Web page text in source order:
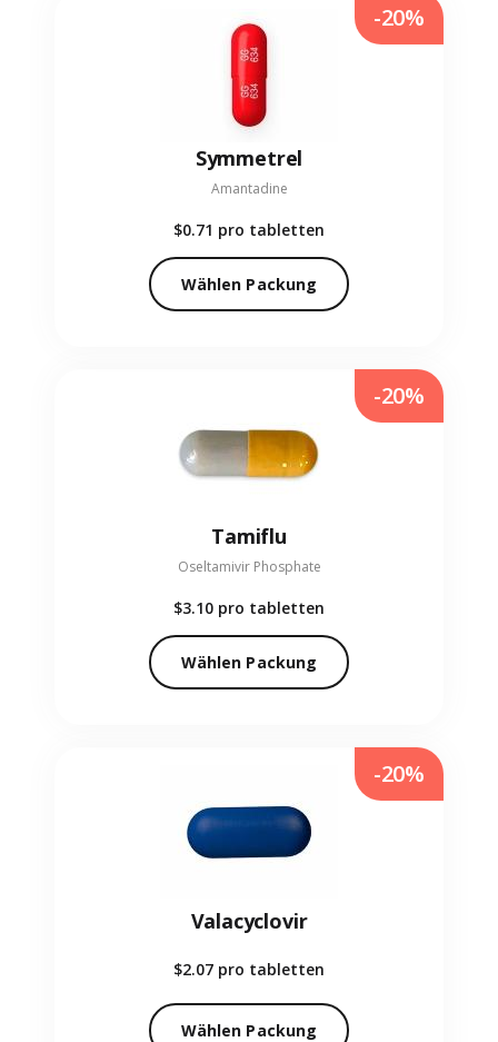
Symmetrel
Amantadine
$0.71 pro tabletten
Wählen Packung
-20%
Tamiflu
Oseltamivir Phosphate
$3.10 pro tabletten
Wählen Packung
-20%
Valacyclovir
$2.07 pro tabletten
Wählen Packung
-20%